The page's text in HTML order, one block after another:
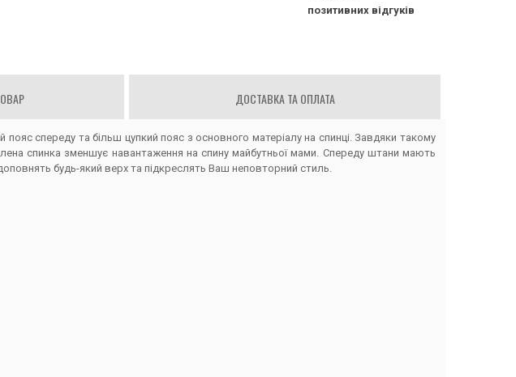
позитивних відгуків
ДОСТАВКА ТА ОПЛАТА
спереду та більш цупкий пояс з основного матеріалу на спинці. Завдяки такому
спинка зменшує навантаження на спину майбутньої мами. Спереду штани мають
будь-який верх та підкреслять Ваш неповторний стиль.